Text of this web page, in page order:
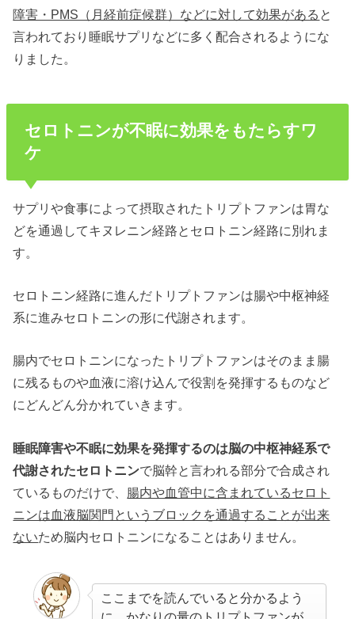
障害・PMS（月経前症候群）などに対して効果がある と
言われており睡眠サプリなどに多く配合されるようにな
りました。
セロトニンが不眠に効果をもたらすワ
ケ
サプリや食事によって摂取されたトリプトファンは胃な
どを通過してキヌレニン経路とセロトニン経路に別れま
す。
セロトニン経路に進んだトリプトファンは腸や中枢神経
系に進みセロトニンの形に代謝されます。
腸内でセロトニンになったトリプトファンはそのまま腸
に残るものや血液に溶け込んで役割を発揮するものなど
にどんどん分かれていきます。
睡眠障害や不眠に効果を発揮するのは脳の中枢神経系で
代謝されたセロトニンで脳幹と言われる部分で合成され
ているものだけで、 腸内や血管中に含まれているセロト
ニンは血液脳関門というブロックを通過することが出来
ないため脳内セロトニンになることはありません。
ここまでを読んでいると分かるよう